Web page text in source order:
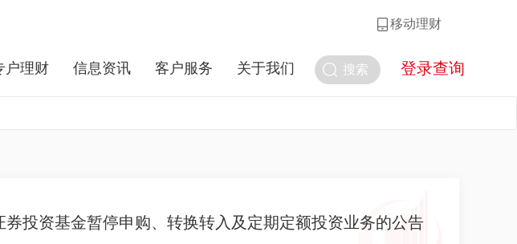
移动理财
搜索 登录查询
户理财 信息资讯 客户服务 关于我们
投资基金暂停申购、转换转入及定期定额投资业务的公告